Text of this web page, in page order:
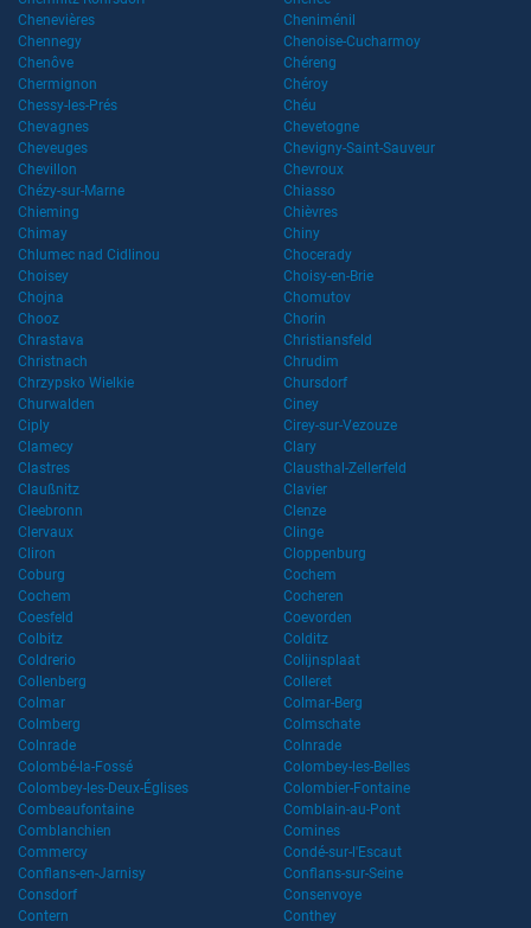
Chenevières
Cheniménil
Chennegy
Chenoise-Cucharmoy
Chenôve
Chéreng
Chermignon
Chéroy
Chessy-les-Prés
Chéu
Chevagnes
Chevetogne
Cheveuges
Chevigny-Saint-Sauveur
Chevillon
Chevroux
Chézy-sur-Marne
Chiasso
Chieming
Chièvres
Chimay
Chiny
Chlumec nad Cidlinou
Chocerady
Choisey
Choisy-en-Brie
Chojna
Chomutov
Chooz
Chorin
Chrastava
Christiansfeld
Christnach
Chrudim
Chrzypsko Wielkie
Chursdorf
Churwalden
Ciney
Ciply
Cirey-sur-Vezouze
Clamecy
Clary
Clastres
Clausthal-Zellerfeld
Claußnitz
Clavier
Cleebronn
Clenze
Clervaux
Clinge
Cliron
Cloppenburg
Coburg
Cochem
Cochem
Cocheren
Coesfeld
Coevorden
Colbitz
Colditz
Coldrerio
Colijnsplaat
Collenberg
Colleret
Colmar
Colmar-Berg
Colmberg
Colmschate
Colnrade
Colnrade
Colombé-la-Fossé
Colombey-les-Belles
Colombey-les-Deux-Églises
Colombier-Fontaine
Combeaufontaine
Comblain-au-Pont
Comblanchien
Comines
Commercy
Condé-sur-l'Escaut
Conflans-en-Jarnisy
Conflans-sur-Seine
Consdorf
Consenvoye
Contern
Conthey